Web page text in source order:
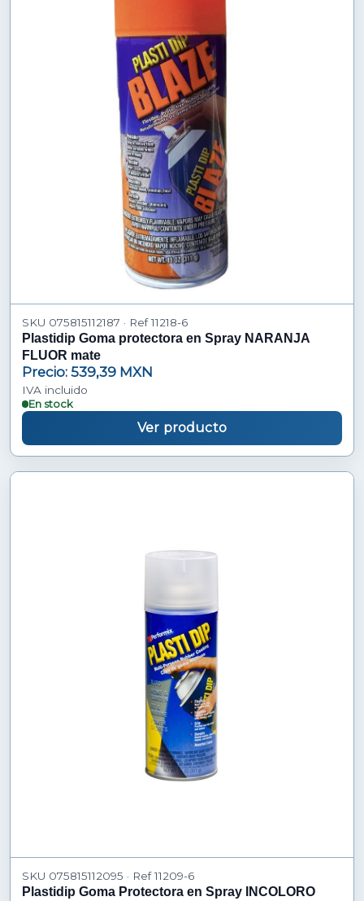
SKU 075815112187 · Ref 11218-6
Plastidip Goma protectora en Spray NARANJA
FLUOR mate
Precio: 539,39 MXN
IVA incluido
En stock
Ver producto
SKU 075815112095 · Ref 11209-6
Plastidip Goma Protectora en Spray INCOLORO